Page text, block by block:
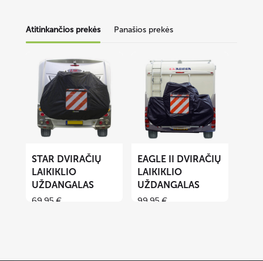
Atitinkančios prekės Panašios prekės
STAR
dviračių
laikiklio
STAR DVIRAČIŲ
LAIKIKLIO
UŽDANGALAS
69,95 €
meer
EAGLE
dviračių
uždangalas
EAGLE II DVIRAČIŲ
LAIKIKLIO
UŽDANGALAS
99,95 €